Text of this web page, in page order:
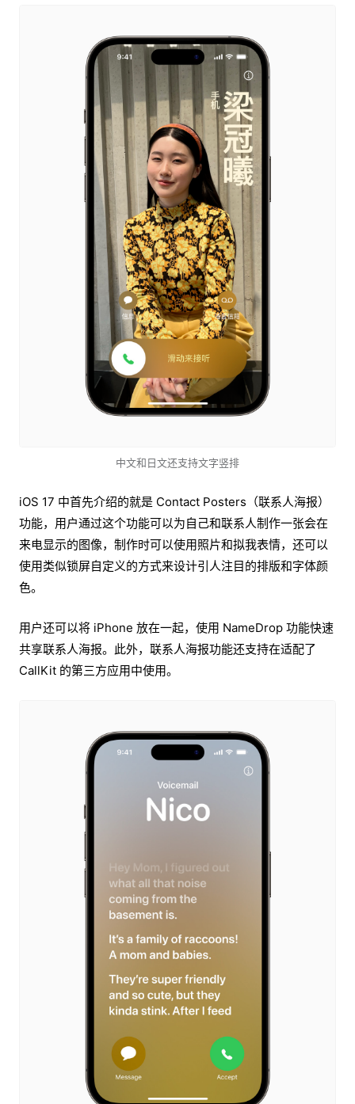
中文和日文还支持文字竖排
iOS 17 中首先介绍的就是 Contact Posters（联系人海报）
功能，用户通过这个功能可以为自己和联系人制作一张会在
来电显示的图像，制作时可以使用照片和拟我表情，还可以
使用类似锁屏自定义的方式来设计引人注目的排版和字体颜
色。
用户还可以将 iPhone 放在一起，使用 NameDrop 功能快速
共享联系人海报。此外，联系人海报功能还支持在适配了
CallKit 的第三方应用中使用。